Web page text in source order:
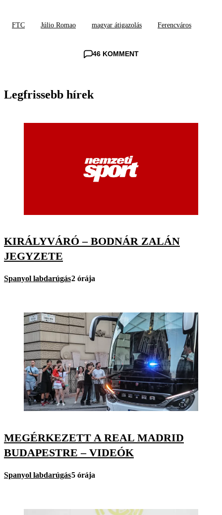
FTC Júlio Romao magyar átigazolás Ferencváros
46 KOMMENT
Legfrissebb hírek
KIRÁLYVÁRÓ – BODNÁR ZALÁN
JEGYZETE
Spanyol labdarúgás2 órája
MEGÉRKEZETT A REAL MADRID
BUDAPESTRE – VIDEÓK
Spanyol labdarúgás5 órája